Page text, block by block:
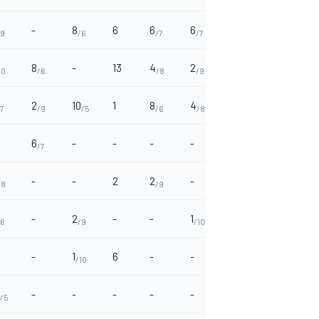
- 8/6 6 6/7 6/7
8/6 - 13 4/8 2/9
2/9 10/5 1 8/6 4/8
6/7 - - - -
- - 2 2/9 -
- 2/9 - - 1/10
- 1/10 6 - -
/5 - - - - -